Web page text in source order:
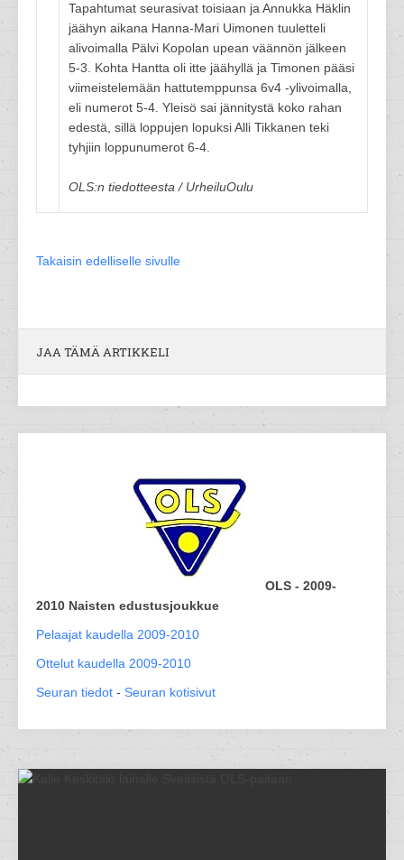
Tapahtumat seurasivat toisiaan ja Annukka Häklin
jäähyn aikana Hanna-Mari Uimonen tuuletteli
alivoimalla Pälvi Kopolan upean väännön jälkeen
5-3. Kohta Hantta oli itte jäähyllä ja Timonen pääsi
viimeistelemään hattutemppunsa 6v4 -ylivoimalla,
eli numerot 5-4. Yleisö sai jännitystä koko rahan
edestä, sillä loppujen lopuksi Alli Tikkanen teki
tyhjiin loppunumerot 6-4.
OLS:n tiedotteesta / UrheiluOulu
Takaisin edelliselle sivulle
JAA TÄMÄ ARTIKKELI
OLS - 2009-
2010 Naisten edustusjoukkue
Pelaajat kaudella 2009-2010
Ottelut kaudella 2009-2010
Seuran tiedot - Seuran kotisivut